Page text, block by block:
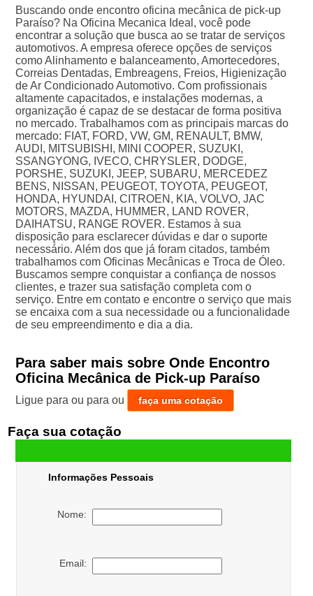
Buscando onde encontro oficina mecânica de pick-up
Paraíso? Na Oficina Mecanica Ideal, você pode
encontrar a solução que busca ao se tratar de serviços
automotivos. A empresa oferece opções de serviços
como Alinhamento e balanceamento, Amortecedores,
Correias Dentadas, Embreagens, Freios, Higienização
de Ar Condicionado Automotivo. Com profissionais
altamente capacitados, e instalações modernas, a
organização é capaz de se destacar de forma positiva
no mercado. Trabalhamos com as principais marcas do
mercado: FIAT, FORD, VW, GM, RENAULT, BMW,
AUDI, MITSUBISHI, MINI COOPER, SUZUKI,
SSANGYONG, IVECO, CHRYSLER, DODGE,
PORSHE, SUZUKI, JEEP, SUBARU, MERCEDEZ
BENS, NISSAN, PEUGEOT, TOYOTA, PEUGEOT,
HONDA, HYUNDAI, CITROEN, KIA, VOLVO, JAC
MOTORS, MAZDA, HUMMER, LAND ROVER,
DAIHATSU, RANGE ROVER. Estamos à sua
disposição para esclarecer dúvidas e dar o suporte
necessário. Além dos que já foram citados, também
trabalhamos com Oficinas Mecânicas e Troca de Óleo.
Buscamos sempre conquistar a confiança de nossos
clientes, e trazer sua satisfação completa com o
serviço. Entre em contato e encontre o serviço que mais
se encaixa com a sua necessidade ou a funcionalidade
de seu empreendimento e dia a dia.
Para saber mais sobre Onde Encontro
Oficina Mecânica de Pick-up Paraíso
Ligue para ou para ou faça uma cotação
Faça sua cotação
Informações Pessoais
Nome:
Email: